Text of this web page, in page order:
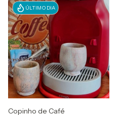
ÚLTIMO DIA
Copinho de Café